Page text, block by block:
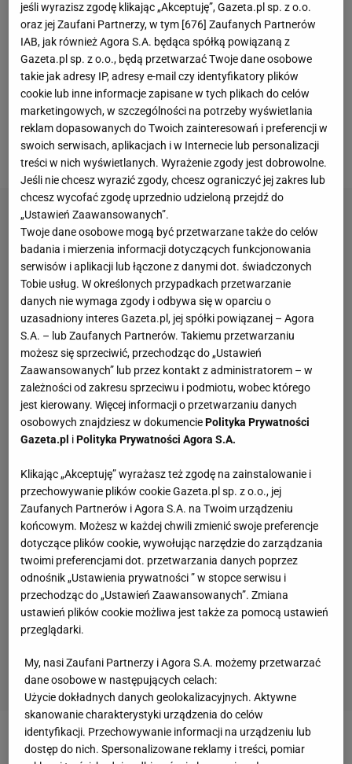
Z kolei Jędrzejczyk wygrała do tej pory 14
pojedynków oraz przewodziła w rankingu
najlepszych zawodniczek bez podziału na kategorie
wagowe. W UFC zdołała wygrać sześć walk o
mistrzostwo. Dlatego trudno zrozumieć, co
wydarzyło się podczas gali UFC 217 w Nowym
Jorku.
Uwierzyć nie może światsportu. Wielu sportowców i
jeśli wyrazisz zgodę klikając „Akceptuję”, Gazeta.pl sp. z o.o.
oraz jej Zaufani Partnerzy, w tym [676] Zaufanych Partnerów
IAB, jak również Agora S.A. będąca spółką powiązaną z
Gazeta.pl sp. z o.o., będą przetwarzać Twoje dane osobowe
takie jak adresy IP, adresy e-mail czy identyfikatory plików
cookie lub inne informacje zapisane w tych plikach do celów
marketingowych, w szczególności na potrzeby wyświetlania
reklam dopasowanych do Twoich zainteresowań i preferencji w
swoich serwisach, aplikacjach i w Internecie lub personalizacji
treści w nich wyświetlanych. Wyrażenie zgody jest dobrowolne.
Jeśli nie chcesz wyrazić zgody, chcesz ograniczyć jej zakres lub
chcesz wycofać zgodę uprzednio udzieloną przejdź do
„Ustawień Zaawansowanych”.
Twoje dane osobowe mogą być przetwarzane także do celów
badania i mierzenia informacji dotyczących funkcjonowania
serwisów i aplikacji lub łączone z danymi dot. świadczonych
Tobie usług. W określonych przypadkach przetwarzanie
danych nie wymaga zgody i odbywa się w oparciu o
uzasadniony interes Gazeta.pl, jej spółki powiązanej – Agora
S.A. – lub Zaufanych Partnerów. Takiemu przetwarzaniu
możesz się sprzeciwić, przechodząc do „Ustawień
Zaawansowanych” lub przez kontakt z administratorem – w
zależności od zakresu sprzeciwu i podmiotu, wobec którego
jest kierowany. Więcej informacji o przetwarzaniu danych
osobowych znajdziesz w dokumenciePolityka Prywatności
Gazeta.pl iPolityka Prywatności Agora S.A.
Klikając „Akceptuję” wyrażasz też zgodę na zainstalowanie i
przechowywanie plików cookie Gazeta.pl sp. z o.o., jej
Zaufanych Partnerów i Agora S.A. na Twoim urządzeniu
końcowym. Możesz w każdej chwili zmienić swoje preferencje
dotyczące plików cookie, wywołując narzędzie do zarządzania
twoimi preferencjami dot. przetwarzania danych poprzez
odnośnik „Ustawienia prywatności ” w stopce serwisu i
przechodząc do „Ustawień Zaawansowanych”. Zmiana
ustawień plików cookie możliwa jest także za pomocą ustawień
przeglądarki.
My, nasi Zaufani Partnerzy i Agora S.A. możemy przetwarzać
dane osobowe w następujących celach:
Użycie dokładnych danych geolokalizacyjnych. Aktywne
skanowanie charakterystyki urządzenia do celów
identyfikacji. Przechowywanie informacji na urządzeniu lub
dostęp do nich. Spersonalizowane reklamy i treści, pomiar